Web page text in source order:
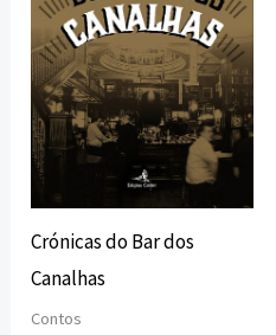
Crónicas do Bar dos
Canalhas
Contos